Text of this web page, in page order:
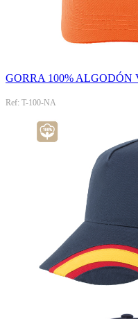
GORRA 100%
Ref: T-100-NA